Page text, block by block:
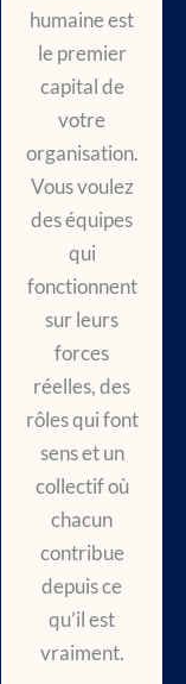
humaine est
le premier
capital de
votre
organisation.
Vous voulez
des équipes
qui
fonctionnent
sur leurs
forces
réelles, des
rôles qui font
sens et un
collectif où
chacun
contribue
depuis ce
qu’il est
vraiment.